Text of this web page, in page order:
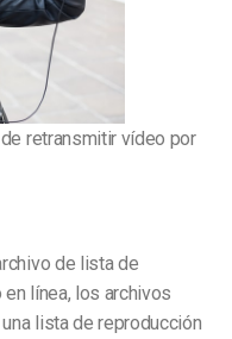
retransmitir vídeo por
de lista de
línea, los archivos
lista de reproducción